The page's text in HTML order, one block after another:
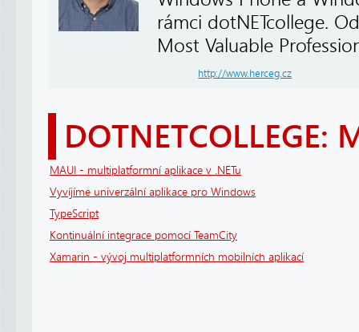
rámci dotNETcollege.
Most Valuable
http://www.herceg.cz
DOTNETCOLLEGE:
MAUI - multiplatformní aplikace v .NETu
Vyvíjíme univerzální aplikace pro Windows
TypeScript
Kontinuální integrace pomocí TeamCity
Xamarin - vývoj multiplatformních mobilních aplikací